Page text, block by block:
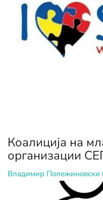
Коалиција на
организации
Владимир Полежиновски